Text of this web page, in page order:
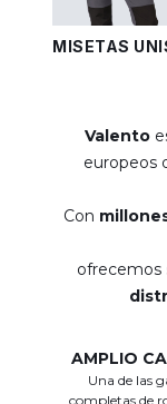
CAMISETAS
Valento
europeos
Con
ofrecemos
AMPLIO
Una de las
completas de